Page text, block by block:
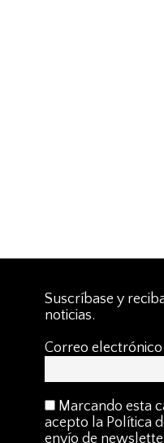
Suscríbase y
noticias.
Correo electrónico
Marcando esta
acepto la Política
envío de